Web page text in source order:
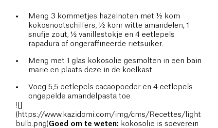
Meng 3 kommetjes hazelnoten met ½ kom
kokosnootschilfers, ½ kom witte amandelen, 1
snufje zout, ½ vanillestokje en 4 eetlepels
rapadura of ongeraffineerde rietsuiker.
Meng met 1 glas kokosolie gesmolten in een bain
marie en plaats deze in de koelkast.
Voeg 5,5 eetlepels cacaopoeder en 4 eetlepels
ongepelde amandelpasta toe.
![]
(https://www.kazidomi.com/img/cms/Recettes/light
bulb.png)Goed om te weten: kokosolie is soeverein